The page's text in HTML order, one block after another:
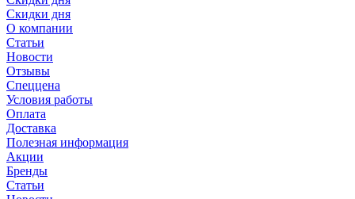
Скидки дня
О компании
Статьи
Новости
Отзывы
Спеццена
Условия работы
Оплата
Доставка
Полезная информация
Акции
Бренды
Статьи